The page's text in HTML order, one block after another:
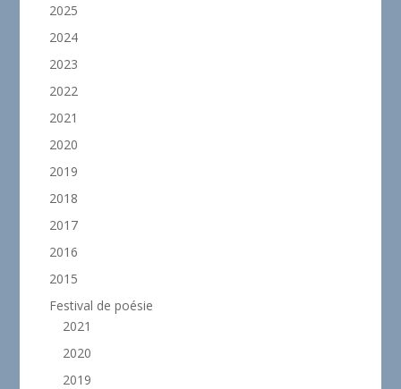
2025
2024
2023
2022
2021
2020
2019
2018
2017
2016
2015
Festival de poésie
2021
2020
2019